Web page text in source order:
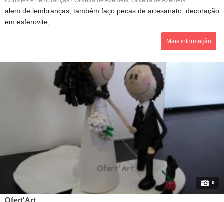
alem de lembranças, também faço pecas de artesanato, decoração
em esferovite,...
Mais informação
9
Ofert'Art